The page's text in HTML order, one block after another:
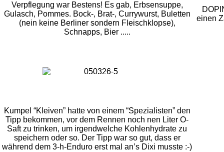
Verpflegung war Bestens! Es gab, Erbsensuppe,
Gulasch, Pommes. Bock-, Brat-, Currywurst, Buletten
(nein keine Berliner sondern Fleischklopse),
Schnapps, Bier .....
einen
Kumpel “Kleiven” hatte von einem “Spezialisten” den
Tipp bekommen, vor dem Rennen noch nen Liter O-
Saft zu trinken, um irgendwelche Kohlenhydrate zu
speichern oder so. Der Tipp war so gut, dass er
während dem 3-h-Enduro erst mal an’s Dixi musste :-)